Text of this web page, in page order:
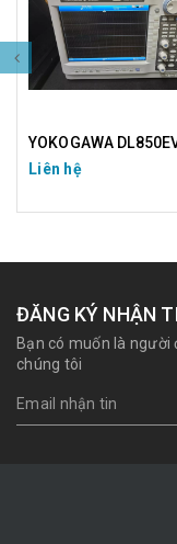
Liên hệ
ĐĂNG KÝ NHẬN
Bạn có muốn là
chúng tôi